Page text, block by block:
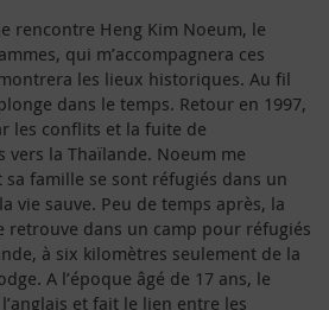
rencontre Heng Kim Noeum, le
qui m’accompagnera ces
les lieux historiques. Au fil
dans le temps. Retour en 1997,
les conflits et la fuite de
vers la Thaïlande. Noeum me
famille se sont réfugiés dans un
vie sauve. Peu de temps après, la
retrouve dans un camp pour réfugiés
à six kilomètres seulement de la
A l’époque âgé de 17 ans, le
et fait le lien entre les